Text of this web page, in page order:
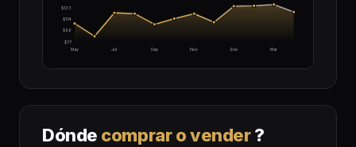
$77
$96
$114
$133
May Jul Sep Nov Ene Mar
Dónde comprar o vender?